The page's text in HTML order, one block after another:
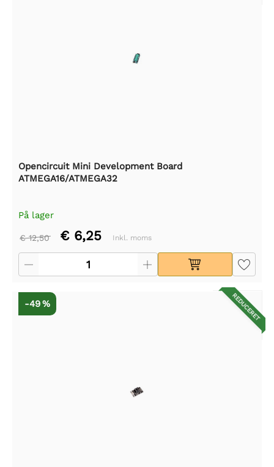
Opencircuit Mini Development Board
ATMEGA16/ATMEGA32
På lager
€ 12,50 € 6,25 Inkl. moms
REDUCERET
-49 %